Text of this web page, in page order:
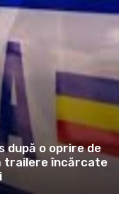
după o oprire de
trailere încărcate